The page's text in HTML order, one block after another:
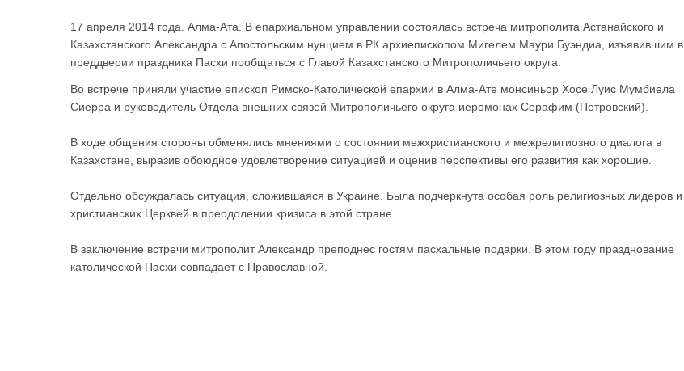
17 апреля 2014 года. Алма-Ата. В епархиальном управлении состоялась встреча митрополита Астанайского и
Казахстанского Александра с Апостольским нунцием в РК архиепископом Мигелем Маури Буэндиа, изъявившим в
преддверии праздника Пасхи пообщаться с Главой Казахстанского Митрополичьего округа.
Во встрече приняли участие епископ Римско-Католической епархии в Алма-Ате монсиньор Хосе Луис Мумбиела
Сиерра и руководитель Отдела внешних связей Митрополичьего округа иеромонах Серафим (Петровский).
В ходе общения стороны обменялись мнениями о состоянии межхристианского и межрелигиозного диалога в
Казахстане, выразив обоюдное удовлетворение ситуацией и оценив перспективы его развития как хорошие.
Отдельно обсуждалась ситуация, сложившаяся в Украине. Была подчеркнута особая роль религиозных лидеров и
христианских Церквей в преодолении кризиса в этой стране.
В заключение встречи митрополит Александр преподнес гостям пасхальные подарки. В этом году празднование
католической Пасхи совпадает с Православной.